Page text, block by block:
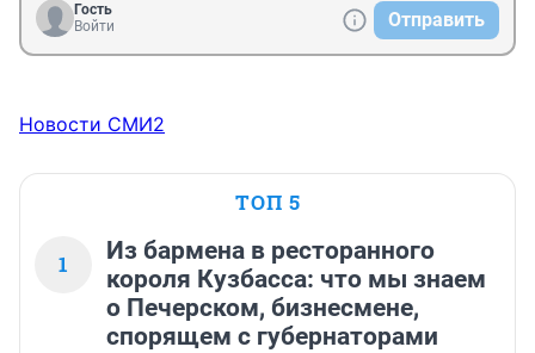
Гость
Войти
Отправить
Новости СМИ2
ТОП 5
1
Из бармена в ресторанного
короля Кузбасса: что мы знаем
о Печерском, бизнесмене,
спорящем с губернаторами